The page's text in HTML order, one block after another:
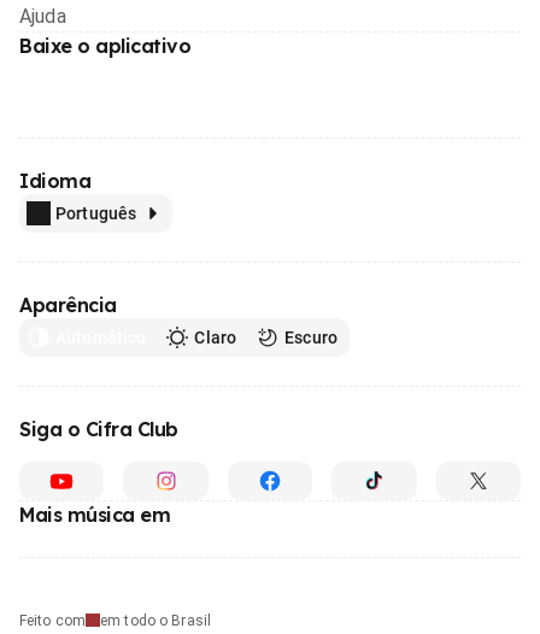
Ajuda
Baixe o aplicativo
Idioma
Português
Aparência
Claro Escuro
Siga o Cifra Club
Mais música em
Feito com
em todo o Brasil